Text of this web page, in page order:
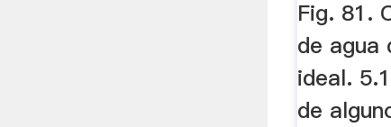
Fig. 81.
de agua
ideal.
de